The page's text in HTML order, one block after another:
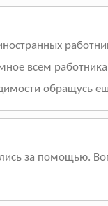
всем
обращусь
за помощью.